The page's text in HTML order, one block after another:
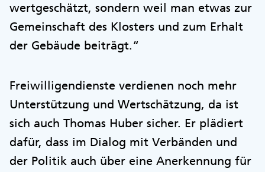
wertgeschätzt, sondern weil man etwas zur
Gemeinschaft des Klosters und zum Erhalt
der Gebäude beiträgt.“
Freiwilligendienste verdienen noch mehr
Unterstützung und Wertschätzung, da ist
sich auch Thomas Huber sicher. Er plädiert
dafür, dass im Dialog mit Verbänden und
der Politik auch über eine Anerkennung für